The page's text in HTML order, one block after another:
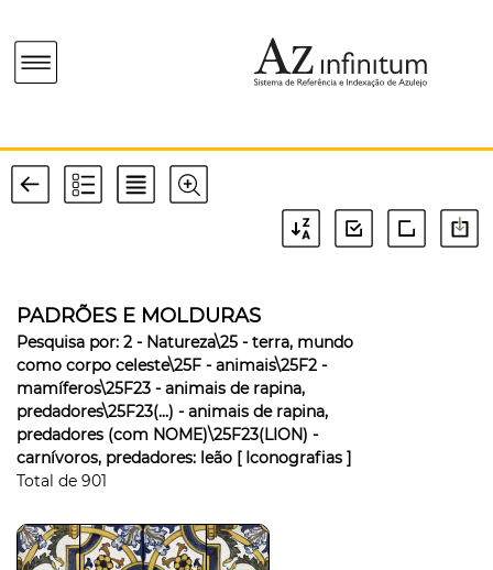
PADRÕES E MOLDURAS
Pesquisa por: 2 - Natureza\25 - terra, mundo
como corpo celeste\25F - animais\25F2 -
mamíferos\25F23 - animais de rapina,
predadores\25F23(...) - animais de rapina,
predadores (com NOME)\25F23(LION) -
carnívoros, predadores: leão [ Iconografias ]
Total de 901